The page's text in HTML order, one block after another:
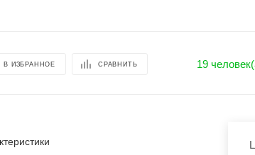
В ИЗБРАННОЕ СРАВНИТЬ 19